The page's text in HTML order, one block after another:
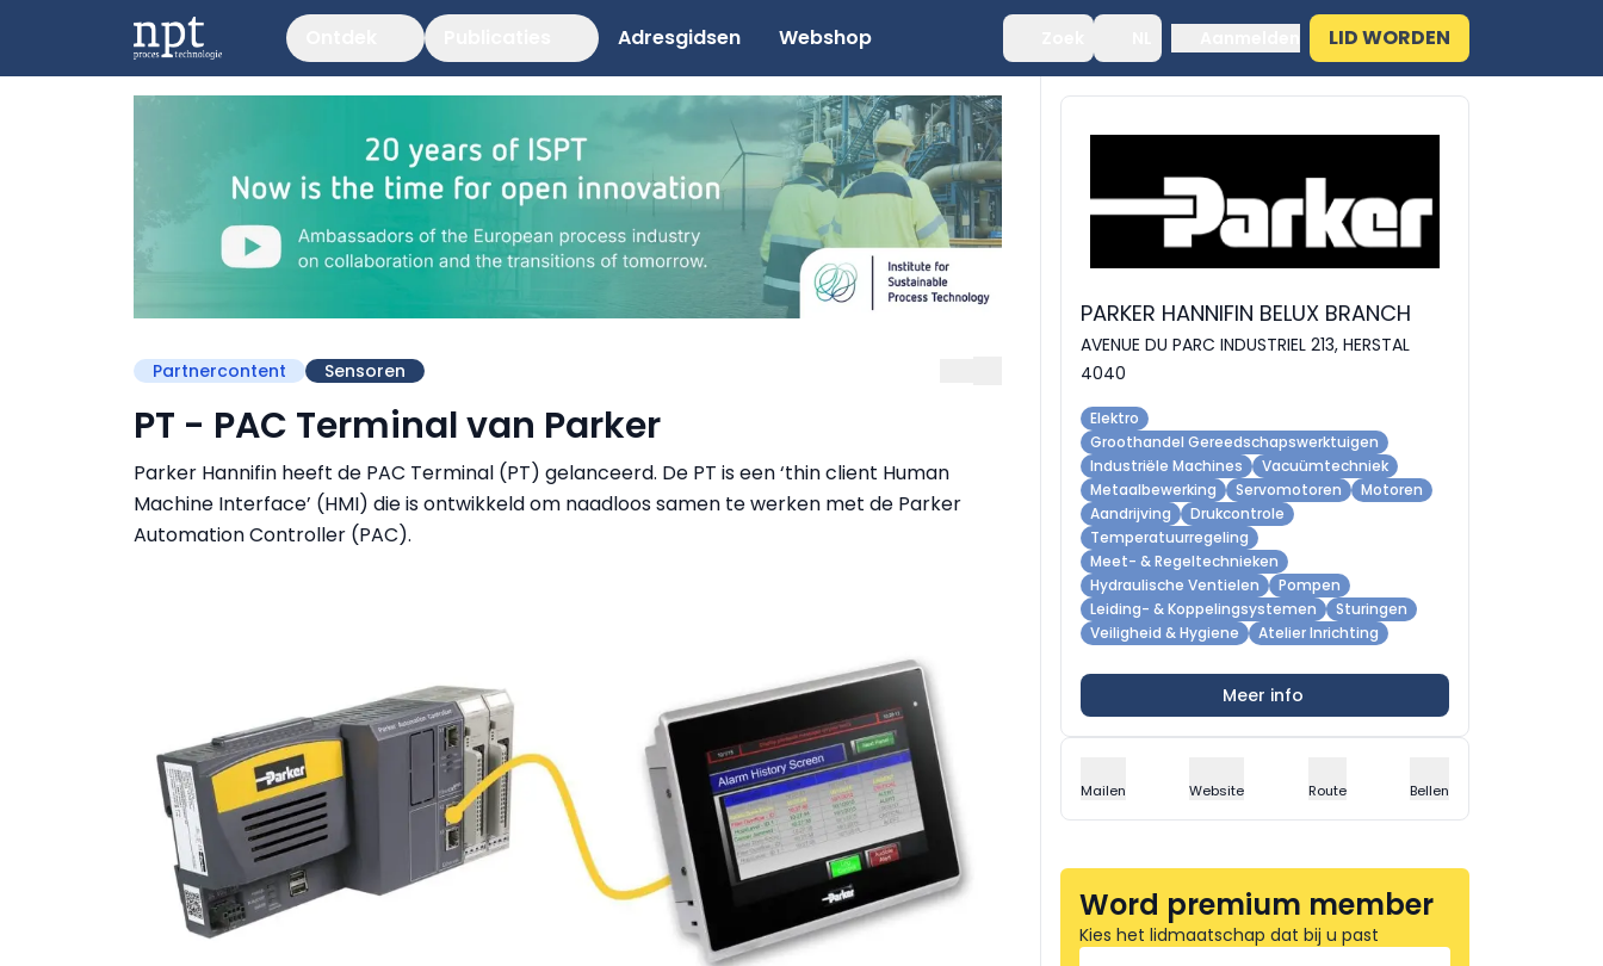
Adresgidsen Webshop LID WORDEN
Partnercontent Sensoren
PT - PAC Terminal van Parker
Parker Hannifin heeft de PAC Terminal (PT) gelanceerd. De PT is een ‘thin client Human
Machine Interface’ (HMI) die is ontwikkeld om naadloos samen te werken met de Parker
Automation Controller (PAC).
PARKER HANNIFIN BELUX BRANCH
AVENUE DU PARC INDUSTRIEL 213, HERSTAL
4040
Elektro
Groothandel Gereedschapswerktuigen
Industriële Machines
Vacuümtechniek
Metaalbewerking
Servomotoren
Motoren
Aandrijving
Drukcontrole
Temperatuurregeling
Meet- & Regeltechnieken
Hydraulische Ventielen
Pompen
Leiding- & Koppelingsystemen
Sturingen
Veiligheid & Hygiene
Atelier Inrichting
Meer info
Mailen Website Route Bellen
Word premium member
Kies het lidmaatschap dat bij u past